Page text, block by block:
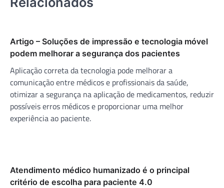
Artigo – Soluções de impressão e tecnologia móvel
podem melhorar a segurança dos pacientes
Aplicação correta da tecnologia pode melhorar a
comunicação entre médicos e profissionais da saúde,
otimizar a segurança na aplicação de medicamentos, reduzir
possíveis erros médicos e proporcionar uma melhor
experiência ao paciente.
Atendimento médico humanizado é o principal
critério de escolha para paciente 4.0